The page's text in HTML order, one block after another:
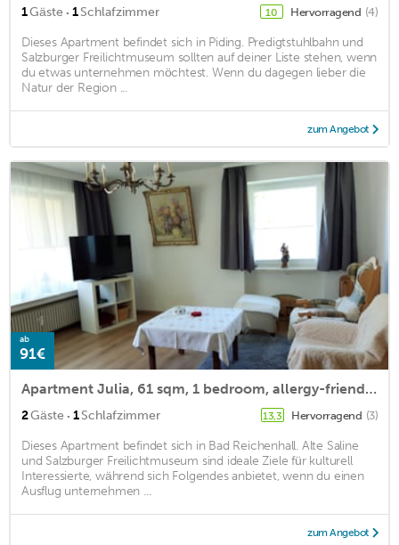
1Gäste · 1Schlafzimmer 10 Hervorragend (4)
Dieses Apartment befindet sich in Piding. Predigtstuhlbahn und
Salzburger Freilichtmuseum sollten auf deiner Liste stehen, wenn
du etwas unternehmen möchtest. Wenn du dagegen lieber die
Natur der Region ...
zum Angebot
ab
91€
Apartment Julia, 61 sqm, 1 bedroom, allergy-friendly, sunny balcony
2Gäste · 1Schlafzimmer 13,3 Hervorragend (3)
Dieses Apartment befindet sich in Bad Reichenhall. Alte Saline
und Salzburger Freilichtmuseum sind ideale Ziele für kulturell
Interessierte, während sich Folgendes anbietet, wenn du einen
Ausflug unternehmen ...
zum Angebot